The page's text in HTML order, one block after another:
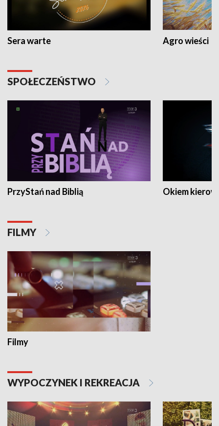
Sera warte Agro wieści
SPOŁECZEŃSTWO
PrzyStań nad Biblią Okiem
FILMY
Filmy
WYPOCZYNEK I REKREACJA